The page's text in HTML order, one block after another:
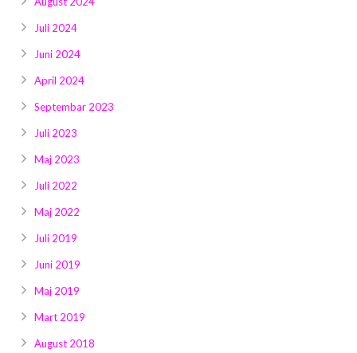
Juli 2024
Juni 2024
April 2024
Septembar 2023
Juli 2023
Maj 2023
Juli 2022
Maj 2022
Juli 2019
Juni 2019
Maj 2019
Mart 2019
August 2018